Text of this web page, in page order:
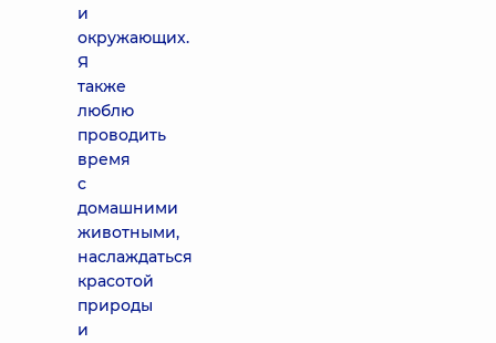
и
окружающих.
Я
также
люблю
проводить
время
с
домашними
животными,
наслаждаться
красотой
природы
и